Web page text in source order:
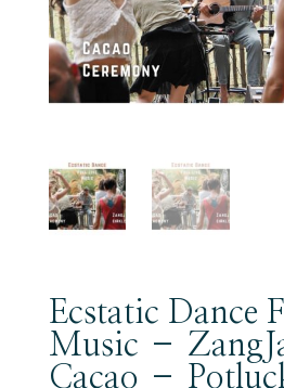
Ecstatic Dance
Music –
Cacao –